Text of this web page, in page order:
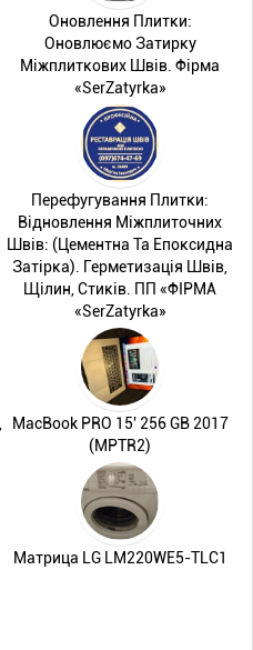
Оновлення Плитки:
Оновлюємо Затирку
Міжплиткових Швів. Фірма
«SerZatyrka»
Перефугування Плитки:
Відновлення Міжплиточних
Швів: (Цементна Та Епоксидна
Затірка). Герметизація Швів,
Щілин, Стиків. ПП «ФІРМА
«SerZatyrka»
MacBook PRO 15' 256 GB 2017
(MPTR2)
Матрица LG LM220WE5-TLC1